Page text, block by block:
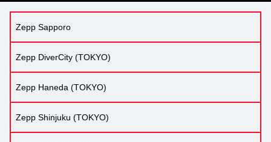
Zepp Sapporo
Zepp DiverCity (TOKYO)
Zepp Haneda (TOKYO)
Zepp Shinjuku (TOKYO)